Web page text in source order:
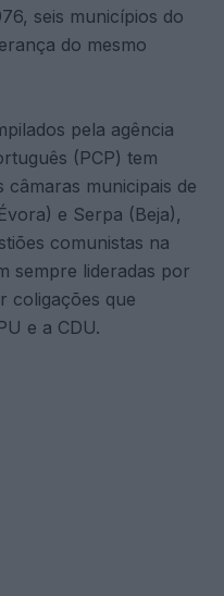
seis municípios do
do mesmo
pela agência
(PCP) tem
câmaras municipais de
e Serpa (Beja),
comunistas na
sempre lideradas por
coligações que
e a CDU.